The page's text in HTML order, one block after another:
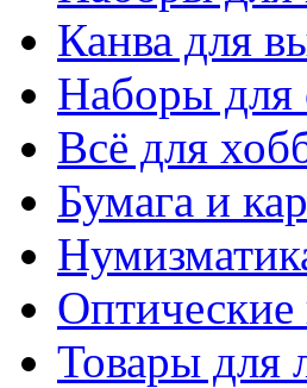
Канва для
Наборы для
Всё для
Бумага и
Товары для